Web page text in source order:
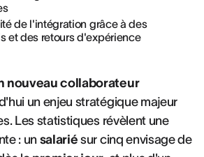
de l'intégration grâce à des
et des retours d'expérience
nouveau collaborateur
un enjeu stratégique majeur
Les statistiques révèlent une
: un salarié sur cinq envisage de